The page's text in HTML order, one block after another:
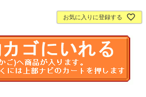
お気に入りに登録する